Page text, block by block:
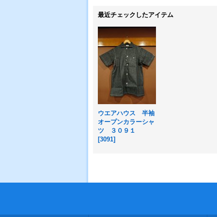
最近チェックしたアイテム
ウエアハウス 半袖
オープンカラーシャ
ツ ３０９１
[3091]